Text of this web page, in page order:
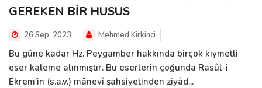
GEREKEN BİR HUSUS
26 Sep, 2023 Mehmed Kirkinci
Bu güne kadar Hz. Peygamber hakkında birçok kıymetli
eser kaleme alınmıştır. Bu eserlerin çoğunda Rasûl-i
Ekrem’in (s.a.v.) mânevî şahsiyetinden ziyâd...